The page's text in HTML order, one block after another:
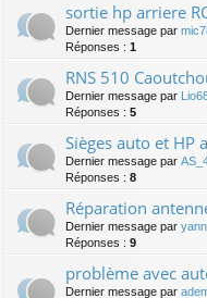
sortie hp arriere
Dernier message par
Réponses : 1
RNS 510
Dernier message par
Réponses : 5
Sièges auto et HP
Dernier message par
Réponses : 8
Réparation
Dernier message par
Réponses : 9
problème avec
Dernier message par